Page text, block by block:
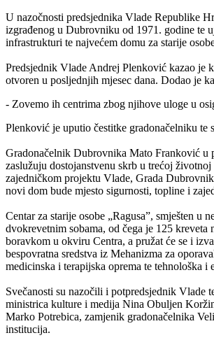
U nazočnosti predsjednika Vlade Republike
izgrađenog u Dubrovniku od 1971. godine te
infrastrukturi te najvećem domu za starije
Predsjednik Vlade Andrej Plenković kazao je
otvoren u posljednjih mjesec dana. Dodao je
- Zovemo ih centrima zbog njihove uloge u
Plenković je uputio čestitke gradonačelniku
Gradonačelnik Dubrovnika Mato Franković u
zaslužuju dostojanstvenu skrb u trećoj
zajedničkom projektu Vlade, Grada
novi dom bude mjesto sigurnosti, topline i
Centar za starije osobe „Ragusa”, smješten
dvokrevetnim sobama, od čega je 125
boravkom u okviru Centra, a pružat će se i
bespovratna sredstva iz Mehanizma za
medicinska i terapijska oprema te tehnološka
Svečanosti su nazočili i potpredsjednik Vlade
ministrica kulture i medija Nina Obuljen
Marko Potrebica, zamjenik gradonačelnika
institucija.